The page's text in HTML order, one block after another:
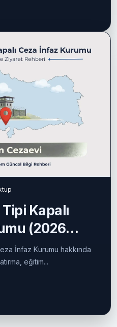
Kapalı
(2026
İnfaz Kurumu hakkında
eğitim...